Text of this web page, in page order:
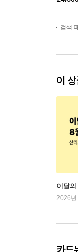
검색
이
이달
2026년